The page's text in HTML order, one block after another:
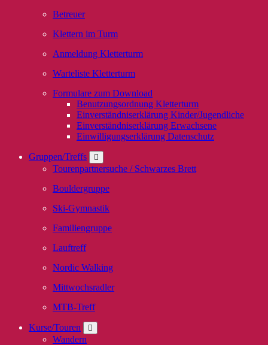
Betreuer
Klettern im Turm
Anmeldung Kletterturm
Warteliste Kletterturm
Formulare zum Download
Benutzungsordnung Kletterturm
Einverständniserklärung Kinder/Jugendliche
Einverständniserklärung Erwachsene
Einwilligungserklärung Datenschutz
Gruppen/Treffs
Tourenpartnersuche / Schwarzes Brett
Bouldergruppe
Ski-Gymnastik
Familiengruppe
Lauftreff
Nordic Walking
Mittwochsradler
MTB-Treff
Kurse/Touren
Wandern